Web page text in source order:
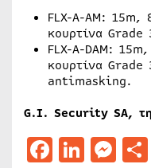
FLX-A-AM:
κουρτίνα
FLX-A-DAM:
κουρτίνα
antimasking.
G.I. Security SA,
Facebook